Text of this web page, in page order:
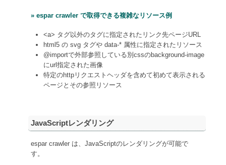
espar crawler で取得できる複雑なリソース例
<a> タグ以外のタグに指定されたリンク先ページURL
html5 の svg タグや data-* 属性に指定されたリソース
@importで外部参照している別cssのbackground-image
にurl指定された画像
特定のhttpリクエストヘッダを含めて初めて表示される
ページとその参照リソース
JavaScriptレンダリング
espar crawler は、JavaScriptのレンダリングが可能で
す。